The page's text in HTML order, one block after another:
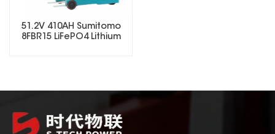
51.2V 410AH Sumitomo
8FBR15 LiFePO4 Lithium